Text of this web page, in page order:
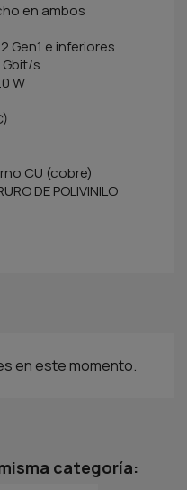
en ambos
Gen1 e inferiores
s
W
CU (cobre)
DE POLIVINILO
en este momento.
categoría: